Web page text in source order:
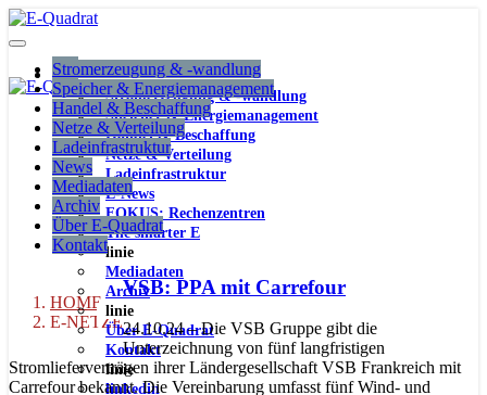
Stromerzeugung & -wandlung
Speicher & Energiemanagement
Handel & Beschaffung
Netze & Verteilung
Ladeinfrastruktur
E-News
FOKUS: Rechenzentren
The smarter E
linie
Mediadaten
Archiv
linie
Über E-Quadrat
Kontakt
linie
linkedin
Stromerzeugung & -wandlung
Speicher & Energiemanagement
Handel & Beschaffung
Netze & Verteilung
Ladeinfrastruktur
News
Mediadaten
Archiv
Über E-Quadrat
Kontakt
HOME
E-NETZE
VSB: PPA mit Carrefour
24.10.24 – Die VSB Gruppe gibt die
Unterzeichnung von fünf langfristigen
Stromlieferverträgen ihrer Ländergesellschaft VSB Frankreich mit
Carrefour bekannt. Die Vereinbarung umfasst fünf Wind- und